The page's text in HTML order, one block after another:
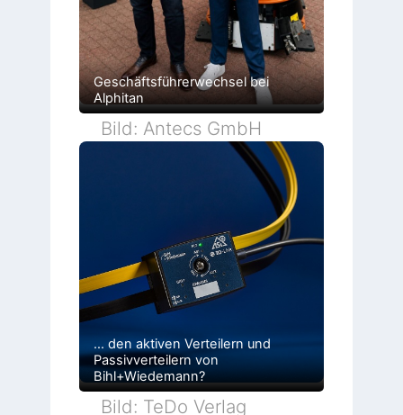
Geschäftsführerwechsel bei
Alphitan
Bild: Antecs GmbH
… den aktiven Verteilern und
Passivverteilern von
Bihl+Wiedemann?
Bild: TeDo Verlag